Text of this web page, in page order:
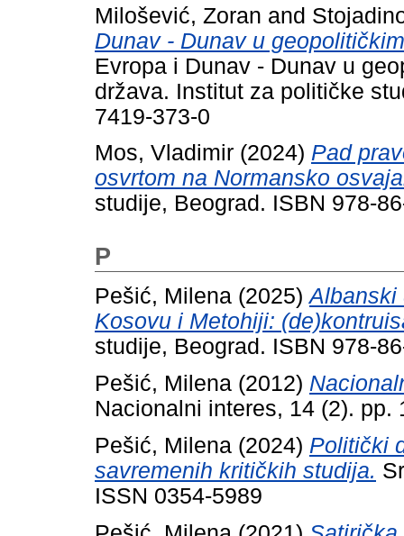
Milošević, Zoran and
Dunav - Dunav u
Evropa i Dunav - Dunav u
država. Institut za političke
7419-373-0
Mos, Vladimir (2024) Pad
osvrtom na Normansko
studije, Beograd. ISBN 978-
P
Pešić, Milena (2025)Albanski
Kosovu i Metohiji:
studije, Beograd. ISBN 978-
Pešić, Milena (2012)
Nacionalni interes, 14 (2). pp.
Pešić, Milena (2024) Politički
savremenih kritičkih studija.
ISSN 0354-5989